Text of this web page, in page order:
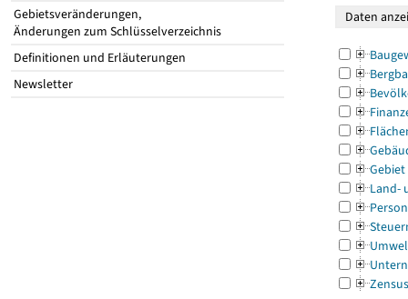
Gebietsveränderungen,
Änderungen zum Schlüsselverzeichnis
Definitionen und Erläuterungen
Newsletter
Gebiet
Land-
Zensus